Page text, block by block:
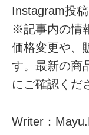
Instagram投
※記事内の情
価格変更や、
す。最新の商
にご確認くだ
Writer：